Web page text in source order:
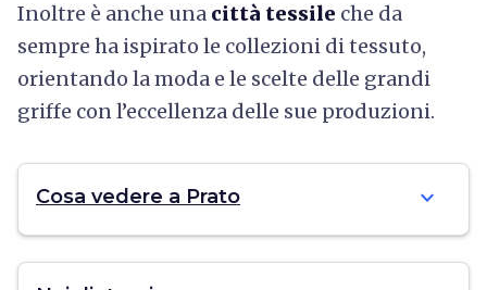
Inoltre è anche una città tessile che da
sempre ha ispirato le collezioni di tessuto,
orientando la moda e le scelte delle grandi
griffe con l’eccellenza delle sue produzioni.
Cosa vedere a Prato expand_more